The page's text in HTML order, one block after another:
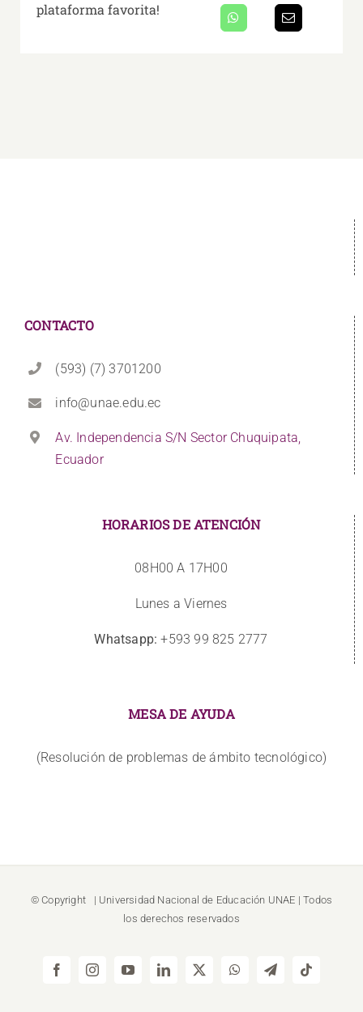
plataforma favorita!
CONTACTO
(593) (7) 3701200
info@unae.edu.ec
Av. Independencia S/N Sector Chuquipata,
Ecuador
HORARIOS DE ATENCIÓN
08H00 A 17H00
Lunes a Viernes
Whatsapp: +593 99 825 2777
MESA DE AYUDA
(Resolución de problemas de ámbito tecnológico)
© Copyright | Universidad Nacional de Educación UNAE | Todos
los derechos reservados
FacebookInstagramYouTubeLinkedIn
X WhatsAppTelegramTiktok